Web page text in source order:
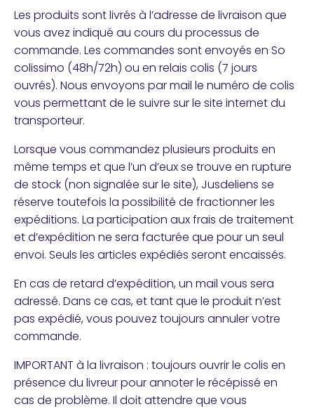
Les produits sont livrés à l’adresse de livraison que
vous avez indiqué au cours du processus de
commande. Les commandes sont envoyés en So
colissimo (48h/72h) ou en relais colis (7 jours
ouvrés). Nous envoyons par mail le numéro de colis
vous permettant de le suivre sur le site internet du
transporteur.
Lorsque vous commandez plusieurs produits en
même temps et que l’un d’eux se trouve en rupture
de stock (non signalée sur le site), Jusdeliens se
réserve toutefois la possibilité de fractionner les
expéditions. La participation aux frais de traitement
et d’expédition ne sera facturée que pour un seul
envoi. Seuls les articles expédiés seront encaissés.
En cas de retard d’expédition, un mail vous sera
adressé. Dans ce cas, et tant que le produit n’est
pas expédié, vous pouvez toujours annuler votre
commande.
IMPORTANT à la livraison : toujours ouvrir le colis en
présence du livreur pour annoter le récépissé en
cas de problème. Il doit attendre que vous